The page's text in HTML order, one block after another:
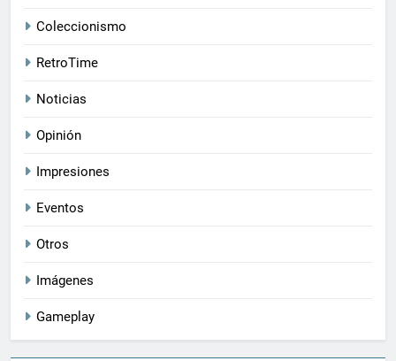
Coleccionismo
RetroTime
Noticias
Opinión
Impresiones
Eventos
Otros
Imágenes
Gameplay